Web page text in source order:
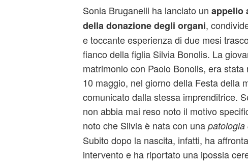
Sonia Bruganelli ha lanciato un appello
della donazione degli organi,
e toccante esperienza di due mesi
fianco della figlia Silvia Bonolis. La
matrimonio con Paolo Bonolis, era
10 maggio, nel giorno della Festa della
comunicato dalla stessa imprenditrice.
non abbia mai reso noto il motivo
noto che Silvia è nata con una patologia
Subito dopo la nascita, infatti, ha
intervento e ha riportato una ipossia